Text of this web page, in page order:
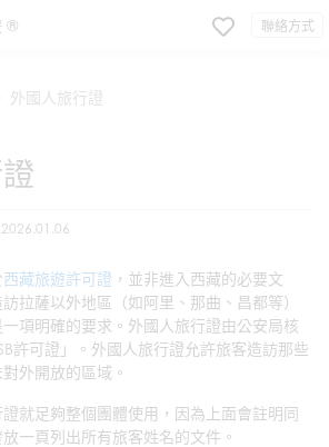
® 聯絡方式
外國人旅行證
西藏旅遊許可證 ，並非進入西藏的必要文
拉薩以外地區（如阿里、那曲、昌都等）
項明確的要求。外國人旅行證由公安局核
許可證」。外國人旅行證允許旅客造訪那些
外開放的區域。
就足夠整個團體使用，因為上面會註明同
一頁列出所有旅客姓名的文件。